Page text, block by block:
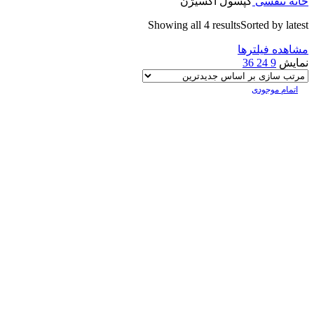
Showing all 4 resultsSorted by latest
مشاهده فیلترها
نمایش 9
24
36
اتمام موجودی